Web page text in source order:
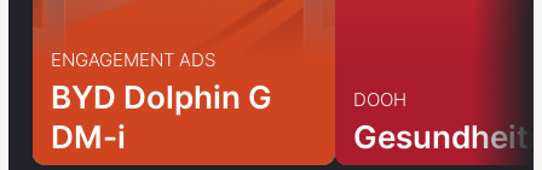
ENGAGEMENT ADS
BYD Dolphin G
DM-i
DOOH